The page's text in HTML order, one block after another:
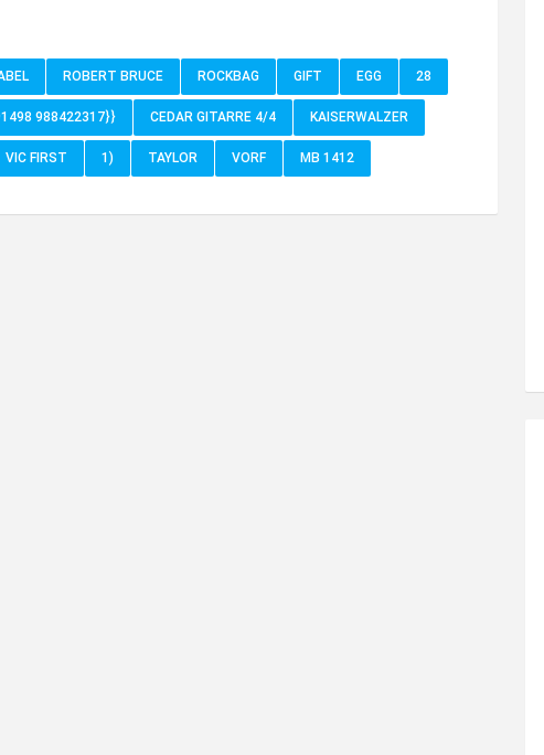
ROBERT BRUCE ROCKBAG GIFT EGG 28
988422317}} CEDAR GITARRE 4/4 KAISERWALZER
VIC FIRST 1) TAYLOR VORF MB 1412